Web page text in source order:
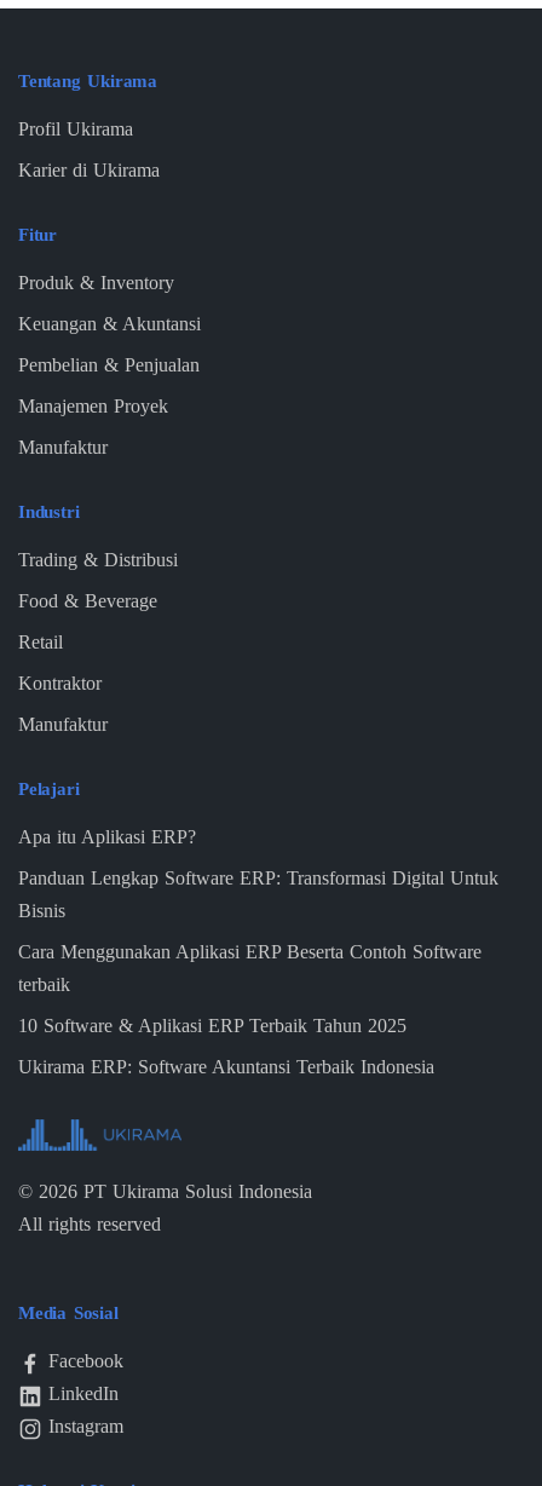
Tentang Ukirama
Profil Ukirama
Karier di Ukirama
Fitur
Produk & Inventory
Keuangan & Akuntansi
Pembelian & Penjualan
Manajemen Proyek
Manufaktur
Industri
Trading & Distribusi
Food & Beverage
Retail
Kontraktor
Manufaktur
Pelajari
Apa itu Aplikasi ERP?
Panduan Lengkap Software ERP: Transformasi Digital Untuk
Bisnis
Cara Menggunakan Aplikasi ERP Beserta Contoh Software
terbaik
10 Software & Aplikasi ERP Terbaik Tahun 2025
Ukirama ERP: Software Akuntansi Terbaik Indonesia
© 2026 PT Ukirama Solusi Indonesia
All rights reserved
Media Sosial
Facebook
LinkedIn
Instagram